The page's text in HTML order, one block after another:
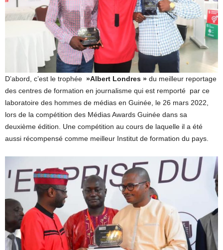
D’abord, c’est le trophée »Albert Londres » du meilleur reportage
des centres de formation en journalisme qui est remporté par ce
laboratoire des hommes de médias en Guinée, le 26 mars 2022,
lors de la compétition des Médias Awards Guinée dans sa
deuxième édition. Une compétition au cours de laquelle il a été
aussi récompensé comme meilleur Institut de formation du pays.